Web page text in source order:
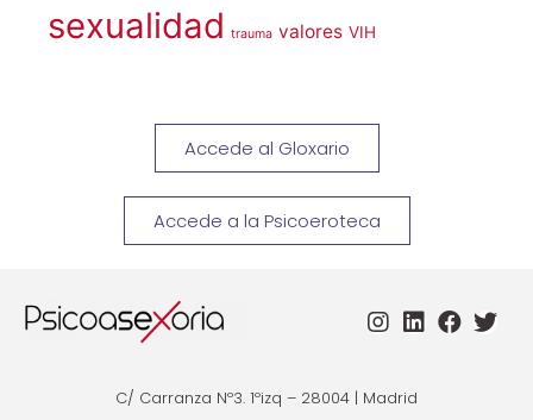
sexualidad trauma valores VIH
Accede al Gloxario
Accede a la Psicoeroteca
C/ Carranza Nº3. 1ºizq – 28004 | Madrid